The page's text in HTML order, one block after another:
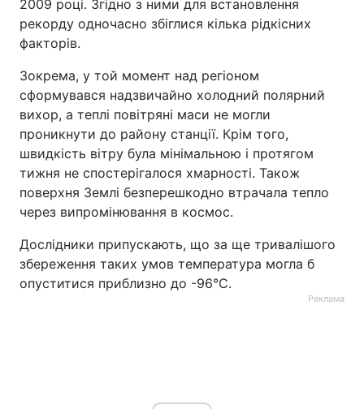
2009 році. Згідно з ними для встановлення
рекорду одночасно збіглися кілька рідкісних
факторів.
Зокрема, у той момент над регіоном
сформувався надзвичайно холодний полярний
вихор, а теплі повітряні маси не могли
проникнути до району станції. Крім того,
швидкість вітру була мінімальною і протягом
тижня не спостерігалося хмарності. Також
поверхня Землі безперешкодно втрачала тепло
через випромінювання в космос.
Дослідники припускають, що за ще тривалішого
збереження таких умов температура могла б
опуститися приблизно до -96°C.
Реклама